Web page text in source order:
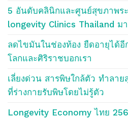
5 อันดับคลินิกและศูนย์สุขภาพร
longevity Clinics Thailand ม
ลดไขมันในช่องท้อง ยืดอายุได้
โลกและศิริราชบอกเรา
เลี่ยงด่วน สารพิษใกล้ตัว ทำลาย
ที่ร่างกายรับพิษโดยไม่รู้ตัว
Longevity Economy ไทย